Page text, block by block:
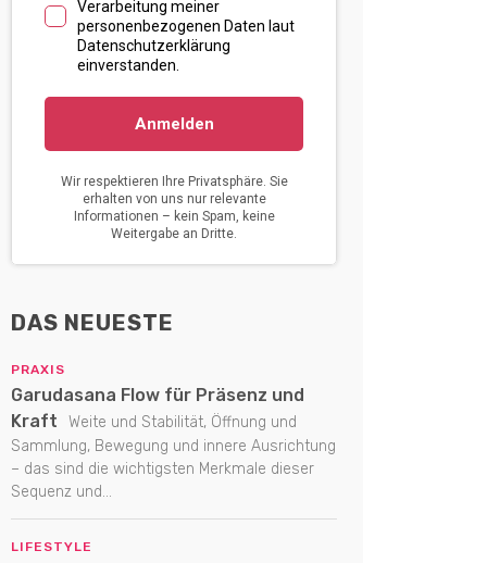
DAS NEUESTE
PRAXIS
Garudasana Flow für Präsenz und
Kraft
Weite und Stabilität, Öffnung und
Sammlung, Bewegung und innere Ausrichtung
– das sind die wichtigsten Merkmale dieser
Sequenz und...
LIFESTYLE